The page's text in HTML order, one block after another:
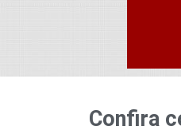
Confira